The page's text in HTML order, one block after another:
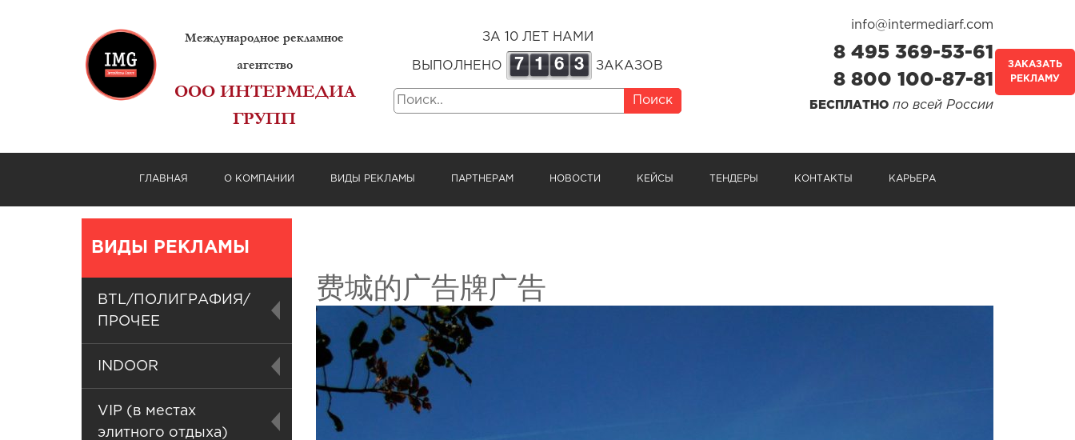
Международное рекламное
агентство
ООО ИНТЕРМЕДИА
ГРУПП
ЗА 10 ЛЕТ НАМИ
ВЫПОЛНЕНО 7 1 6 3 ЗАКАЗОВ
Поиск
info@intermediarf.com
8 495 369-53-61
8 800 100-87-81
БЕСПЛАТНО по всей России
ГЛАВНАЯ О КОМПАНИИ ВИДЫ РЕКЛАМЫ ПАРТНЕРАМ НОВОСТИ КЕЙСЫ ТЕНДЕРЫ КОНТАКТЫ КАРЬЕРА
ЗАКАЗАТЬ
РЕКЛАМУ
ВИДЫ РЕКЛАМЫ
BTL/ПОЛИГРАФИЯ/
ПРОЧЕЕ
INDOOR
VIP (в местах
элитного отдыха)
费城的广告牌广告